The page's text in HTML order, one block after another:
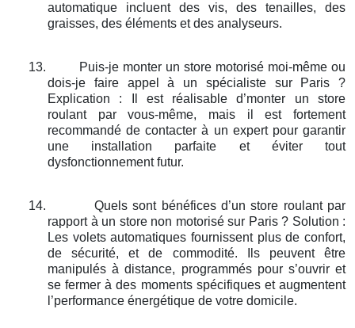
automatique incluent des vis, des tenailles, des
graisses, des éléments et des analyseurs.
13.
Puis-je monter un store motorisé moi-même ou
dois-je faire appel à un spécialiste sur Paris ?
Explication : Il est réalisable d’monter un store
roulant par vous-même, mais il est fortement
recommandé de contacter à un expert pour garantir
une installation parfaite et éviter tout
dysfonctionnement futur.
14.
Quels sont bénéfices d’un store roulant par
rapport à un store non motorisé sur Paris ? Solution :
Les volets automatiques fournissent plus de confort,
de sécurité, et de commodité. Ils peuvent être
manipulés à distance, programmés pour s’ouvrir et
se fermer à des moments spécifiques et augmentent
l’performance énergétique de votre domicile.